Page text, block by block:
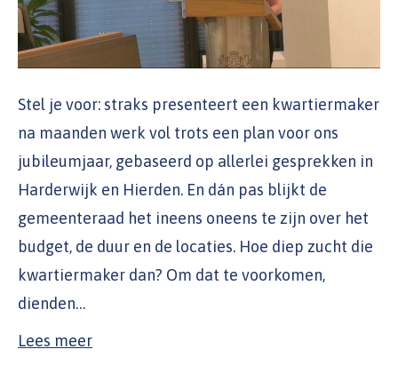
Stel je voor: straks presenteert een kwartiermaker
na maanden werk vol trots een plan voor ons
jubileumjaar, gebaseerd op allerlei gesprekken in
Harderwijk en Hierden. En dán pas blijkt de
gemeenteraad het ineens oneens te zijn over het
budget, de duur en de locaties. Hoe diep zucht die
kwartiermaker dan? Om dat te voorkomen,
dienden…
Lees meer